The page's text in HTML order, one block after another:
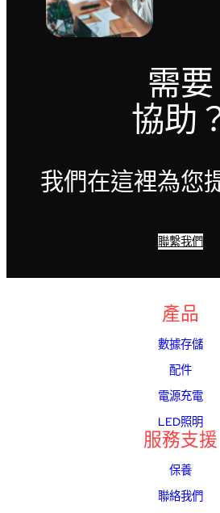
需要
協助
我們在這裡為您
聯繫我們
產品
數據存儲
配件
電源充電
LED照明
服務支援
保養
聯絡我們